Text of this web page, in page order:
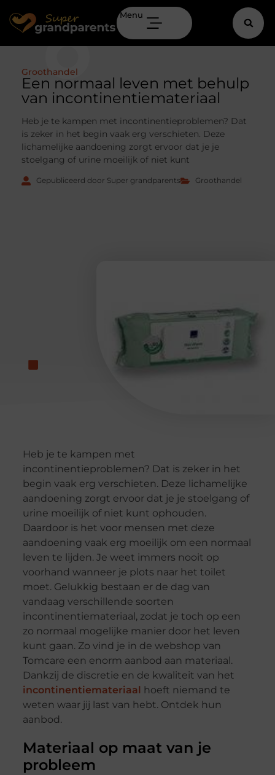
Menu
Groothandel
Een normaal leven met behulp
van incontinentiemateriaal
Heb je te kampen met incontinentieproblemen? Dat
is zeker in het begin vaak erg verschieten. Deze
lichamelijke aandoening zorgt ervoor dat je je
stoelgang of urine moeilijk of niet kunt
Gepubliceerd door Super grandparents Groothandel
Heb je te kampen met
incontinentieproblemen? Dat is zeker in het
begin vaak erg verschieten. Deze lichamelijke
aandoening zorgt ervoor dat je je stoelgang of
urine moeilijk of niet kunt ophouden.
Daardoor is het voor mensen met deze
aandoening vaak erg moeilijk om een normaal
leven te lijden. Je weet immers nooit op
voorhand wanneer je plots naar het toilet
moet. Gelukkig bestaan er de dag van
vandaag verschillende soorten
incontinentiemateriaal, zodat je toch op een
zo normaal mogelijke manier door het leven
kunt gaan. Zo vind je in de webshop van
Tomcare een enorm aanbod aan materiaal.
Dankzij de discretie en de kwaliteit van het
incontinentiemateriaal
hoeft niemand te
weten waar jij last van hebt. Ontdek hun
aanbod.
Materiaal op maat van je
probleem